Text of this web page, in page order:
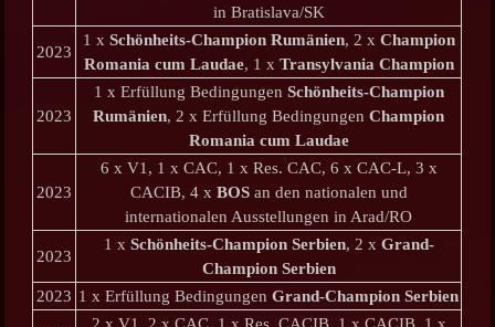
in Bratislava/SK
2023
1 x Schönheits-Champion Rumänien, 2 x Champion
Romania cum Laudae, 1 x Transylvania Champion
2023
1 x Erfüllung Bedingungen Schönheits-Champion
Rumänien, 2 x Erfüllung BedingungenChampion
Romania cum Laudae
2023
6 x V1, 1 x CAC, 1 x Res. CAC, 6 x CAC-L, 3 x
CACIB, 4 x BOSan den nationalen und
internationalen Ausstellungen in Arad/RO
2023
1 x Schönheits-Champion Serbien, 2 x Grand-
Champion Serbien
2023 1 x Erfüllung BedingungenGrand-Champion Serbien
2 x V1, 2 x CAC, 1 x Res. CACIB, 1 x CACIB, 1 x